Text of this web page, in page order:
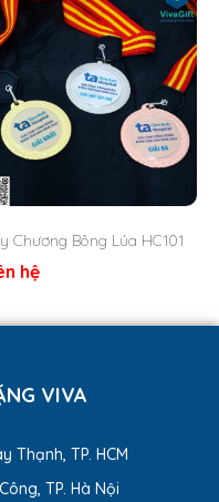
Ngay
Nổi Bật
Chương Bông Lúa HC101
hệ
VIVA
Thạnh, TP. HCM
TP. Hà Nội